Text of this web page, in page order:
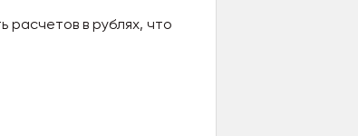
расчетов в рублях, что